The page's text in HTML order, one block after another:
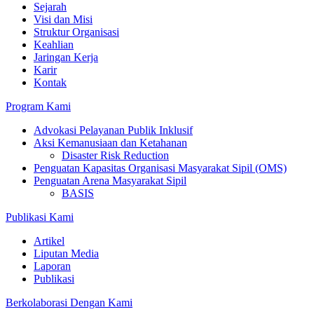
Sejarah
Visi dan Misi
Struktur Organisasi
Keahlian
Jaringan Kerja
Karir
Kontak
Program Kami
Advokasi Pelayanan Publik Inklusif
Aksi Kemanusiaan dan Ketahanan
Disaster Risk Reduction
Penguatan Kapasitas Organisasi Masyarakat Sipil (OMS)
Penguatan Arena Masyarakat Sipil
BASIS
Publikasi Kami
Artikel
Liputan Media
Laporan
Publikasi
Berkolaborasi Dengan Kami